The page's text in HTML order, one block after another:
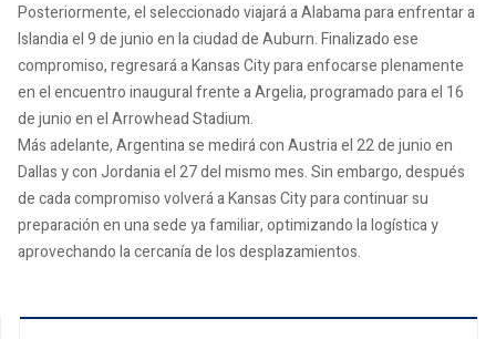
Posteriormente, el seleccionado viajará a Alabama para enfrentar a
Islandia el 9 de junio en la ciudad de Auburn. Finalizado ese
compromiso, regresará a Kansas City para enfocarse plenamente
en el encuentro inaugural frente a Argelia, programado para el 16
de junio en el Arrowhead Stadium.
Más adelante, Argentina se medirá con Austria el 22 de junio en
Dallas y con Jordania el 27 del mismo mes. Sin embargo, después
de cada compromiso volverá a Kansas City para continuar su
preparación en una sede ya familiar, optimizando la logística y
aprovechando la cercanía de los desplazamientos.